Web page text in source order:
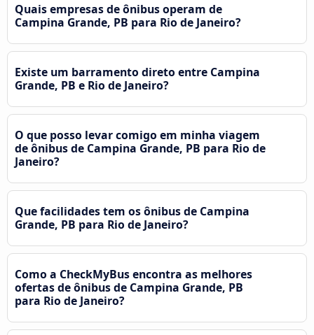
Quais empresas de ônibus operam de
Campina Grande, PB para Rio de Janeiro?
Existe um barramento direto entre Campina
Grande, PB e Rio de Janeiro?
O que posso levar comigo em minha viagem
de ônibus de Campina Grande, PB para Rio de
Janeiro?
Que facilidades tem os ônibus de Campina
Grande, PB para Rio de Janeiro?
Como a CheckMyBus encontra as melhores
ofertas de ônibus de Campina Grande, PB
para Rio de Janeiro?